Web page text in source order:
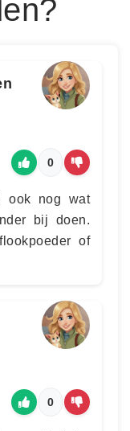
0
ook nog wat
bij doen.
of
0